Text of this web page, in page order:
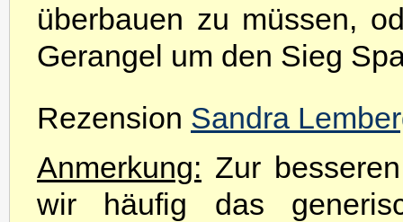
überbauen zu müssen,
Gerangel um den Sieg
Rezension Sandra
Anmerkung: Zur
wir häufig das